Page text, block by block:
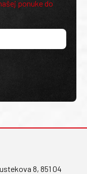
ponuke do
8, 851 04